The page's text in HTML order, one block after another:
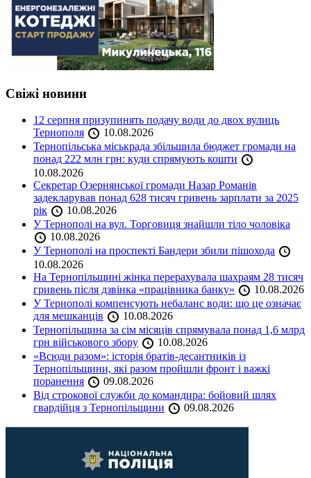
Свіжі новини
12 серпня призупинять подачу води до двох вулиць
Тернополя
10.08.2026
Тернопільська міськрада збільшила бюджет громади на
понад 222 млн грн: куди спрямують кошти
10.08.2026
Секретар Озернянської громади Назар Романів
задекларував понад 628 тисяч гривень зарплати за 2025
рік
10.08.2026
У Тернополі на вул. Торговиця знайшли тіло чоловіка
10.08.2026
У Тернополі на проспекті Бандери збили пішохода
10.08.2026
На Тернопільщині жінка перерахувала шахраям 28 тисяч
гривень після дзвінка «працівника банку»
10.08.2026
У Тернополі компенсують небаланс води: що це означає
для мешканців
10.08.2026
Тернопільщина за сім місяців спрямувала понад 1,6 млрд
грн військового збору
10.08.2026
«Всюди разом»: історія братів-десантників із
Тернопільщини, які разом пройшли фронт і важкі
поранення
09.08.2026
Від строкової служби до командира: бойовий шлях
гвардійця з Тернопільщини
09.08.2026